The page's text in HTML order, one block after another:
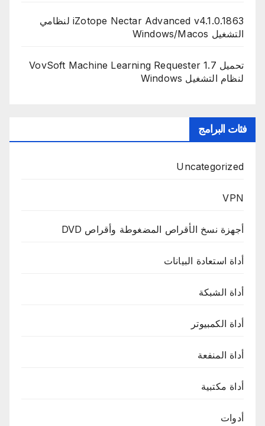
iZotope Nectar Advanced v4.1.0.1863 لنظامي
التشغيل Windows/Macos
تحميل VovSoft Machine Learning Requester 1.7
لنظام التشغيل Windows
فئات البرامج
Uncategorized
VPN
أجهزة نسخ الأقراص المضغوطة وأقراص DVD
أداة استعادة البيانات
أداة الشبكة
أداة الكمبيوتر
أداة المنفعة
أداة مكتبية
أدوات